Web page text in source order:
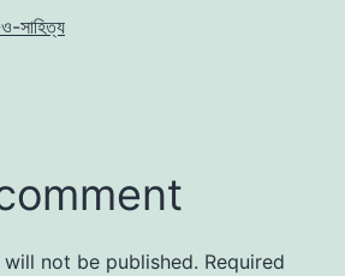
ও-সাহিত্য
not be published. Required